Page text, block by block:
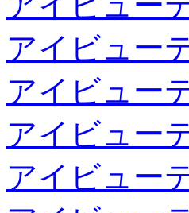
アイビュー
アイビュー
アイビュー
アイビュー